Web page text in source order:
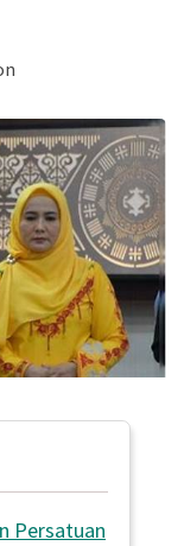
Persatuan